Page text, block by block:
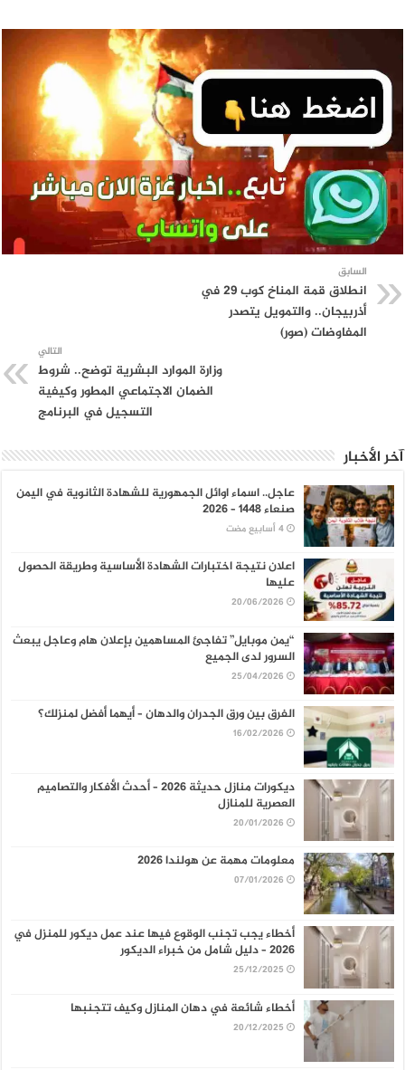
السابق
انطلاق قمة المناخ كوب 29 في
أذربيجان.. والتمويل يتصدر
المفاوضات (صور)
التالي
وزارة الموارد البشرية توضح.. شروط
الضمان الاجتماعي المطور وكيفية
التسجيل في البرنامج
آخر الأخبار
عاجل.. اسماء اوائل الجمهورية للشهادة الثانوية في اليمن
صنعاء 1448 – 2026
اعلان نتيجة اختبارات الشهادة الأساسية وطريقة الحصول
عليها
20/06/2026
“يمن موبايل” تفاجئ المساهمين بإعلان هام وعاجل يبعث
السرور لدى الجميع
25/04/2026
الفرق بين ورق الجدران والدهان – أيهما أفضل لمنزلك؟
16/02/2026
ديكورات منازل حديثة 2026 – أحدث الأفكار والتصاميم
العصرية للمنازل
20/01/2026
معلومات مهمة عن هولندا 2026
07/01/2026
أخطاء يجب تجنب الوقوع فيها عند عمل ديكور للمنزل في
2026 – دليل شامل من خبراء الديكور
25/12/2025
أخطاء شائعة في دهان المنازل وكيف تتجنبها
20/12/2025